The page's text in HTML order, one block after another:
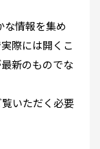
な情報を集め
際には開くこ
新のものでな
いただく必要